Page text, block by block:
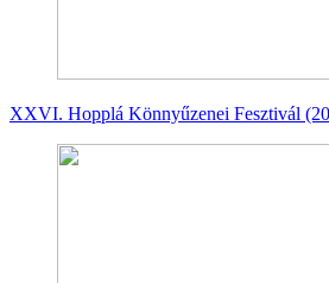
XXVI. Hopplá Könnyűzenei Fesztivál